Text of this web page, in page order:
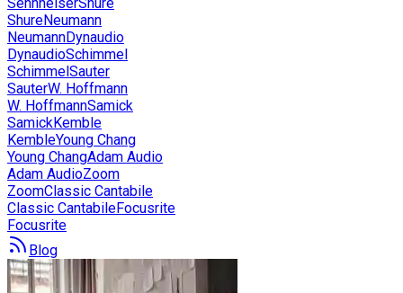
ShureNeumann
NeumannDynaudio
DynaudioSchimmel
SchimmelSauter
SauterW. Hoffmann
W. HoffmannSamick
SamickKemble
KembleYoung Chang
Young ChangAdam Audio
Adam AudioZoom
ZoomClassic Cantabile
Classic CantabileFocusrite
Focusrite
Blog